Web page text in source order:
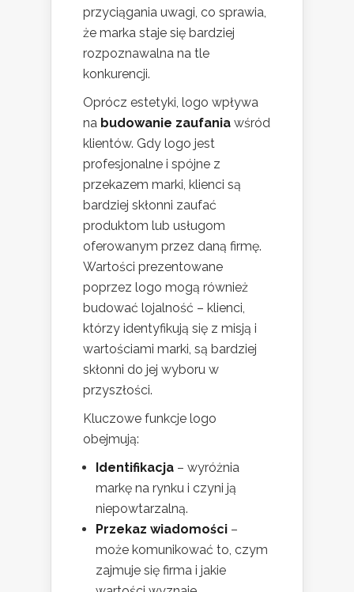
przyciągania uwagi, co sprawia,
że marka staje się bardziej
rozpoznawalna na tle
konkurencji.
Oprócz estetyki, logo wpływa
na budowanie zaufania wśród
klientów. Gdy logo jest
profesjonalne i spójne z
przekazem marki, klienci są
bardziej skłonni zaufać
produktom lub usługom
oferowanym przez daną firmę.
Wartości prezentowane
poprzez logo mogą również
budować lojalność – klienci,
którzy identyfikują się z misją i
wartościami marki, są bardziej
skłonni do jej wyboru w
przyszłości.
Kluczowe funkcje logo
obejmują:
Identifikacja – wyróżnia
markę na rynku i czyni ją
niepowtarzalną.
Przekaz wiadomości –
może komunikować to, czym
zajmuje się firma i jakie